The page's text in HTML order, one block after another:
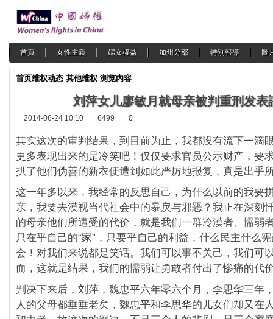
首頁 女性主義 婦女權益 加州分部 特別報導 圖
首页维权动态 其他维权 浏览内容
刘萍女儿廖敏月就母亲被判重刑发表
2014-06-24 10:10 6499 0
其实这次的审判结果，到目前为止，我都没有流下一滴
更多表现出来的是冷笑吧！仅仅要求官员公示财产，要
扒了他们伪善的新衣便遭到如此严厉地报复，真是出乎
这一年多以来，我经常的反思自己，为什么以前的我要
亲，我要去漠视当代社会中的暴戾与邪恶？我正在深刻
的母亲他们所遭受的代价，就是我们一群冷漠者、懦弱
只在乎自己的“家”，只要乎自己的利益，什么民主什么
会！对我们来说都是笑话。我们可以事不关己，我们可
而，这就是结果，我们的懦弱让勇敢者付出了惨痛的代
判决下来后，刘萍，魏忠平六年零六个月，李思华三年
人的父母都垂垂老矣，魏忠平和李思华的儿女们却又在